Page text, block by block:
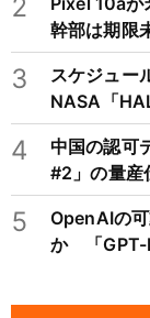
2
幹部は期限
3
スケジュー
NASA「
4
中国の認可
#2」の量産
5
OpenAIの
か 「GPT-